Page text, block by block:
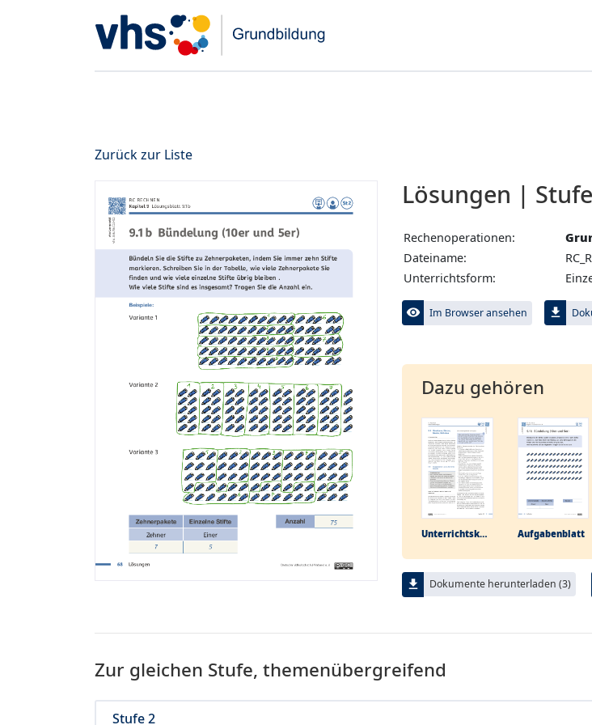
Zurück zur Liste
Lösungen |
Rechenoperationen:
Dateiname:
Unterrichtsform:
visibility Im Browser ansehen file_download
Dazu gehören
Unterrichtskonzept Aufgabenblatt
file_download Dokumente herunterladen (3)
Zur gleichen Stufe, themenübergreifend
Stufe 2